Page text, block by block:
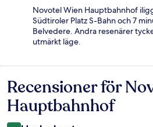
Novotel Wien Hauptbahnhof
Südtiroler Platz S-Bahn och 7
Belvedere. Andra resenärer
utmärkt läge.
Recensioner
Recensioner för
Hauptbahnhof